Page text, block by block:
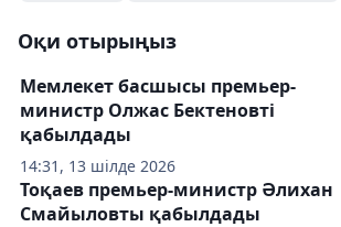
Оқи отырыңыз
14:31, 13 шілде 2026
Мемлекет басшысы премьер-
министр Олжас Бектеновті
қабылдады
Тоқаев премьер-министр Әлихан
Смайыловты қабылдады